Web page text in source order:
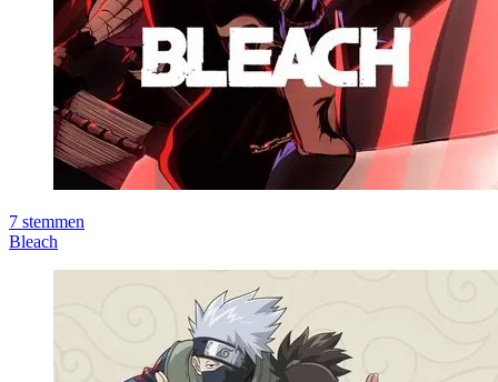
7 stemmen
Bleach